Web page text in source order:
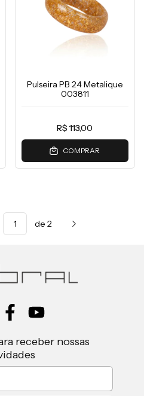
Pulseira PB 24 Metalique
003811
R$ 113,00
COMPRAR
de 2
receber nossas